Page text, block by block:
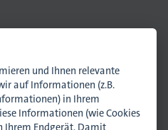
und Ihnen relevante
auf Informationen (z.B.
in Ihrem
Informationen (wie Cookies